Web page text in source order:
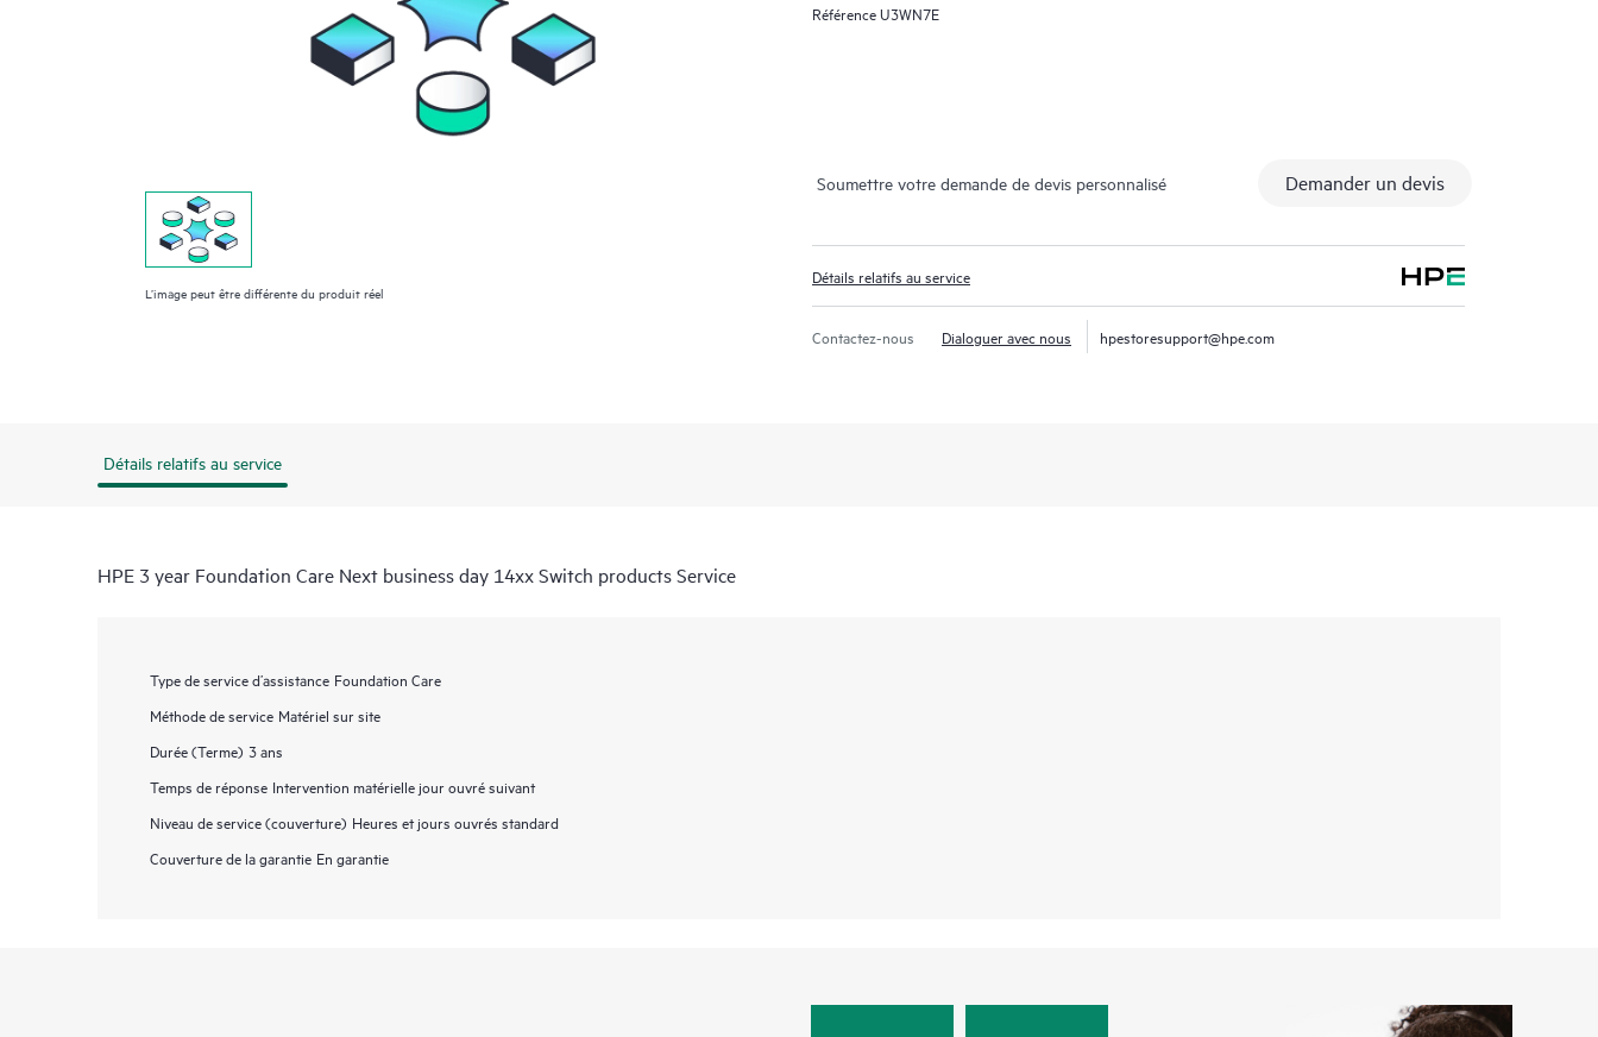
L’image peut être différente du produit réel
RéférenceU3WN7E
Soumettre votre demande de devis personnalisé Demander un devis
Détails relatifs au service
Contactez-nous Dialoguer avec nous hpestoresupport@hpe.com
Détails relatifs au service
HPE 3 year Foundation Care Next business day 14xx Switch products Service
Type de service d’assistance Foundation Care
Méthode de service Matériel sur site
Durée (Terme) 3 ans
Temps de réponse Intervention matérielle jour ouvré suivant
Niveau de service (couverture) Heures et jours ouvrés standard
Couverture de la garantie En garantie